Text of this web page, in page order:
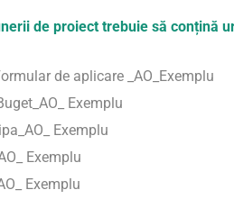
de proiect trebuie să conțină
de aplicare _AO_Exemplu
Exemplu
Exemplu
Exemplu
Exemplu